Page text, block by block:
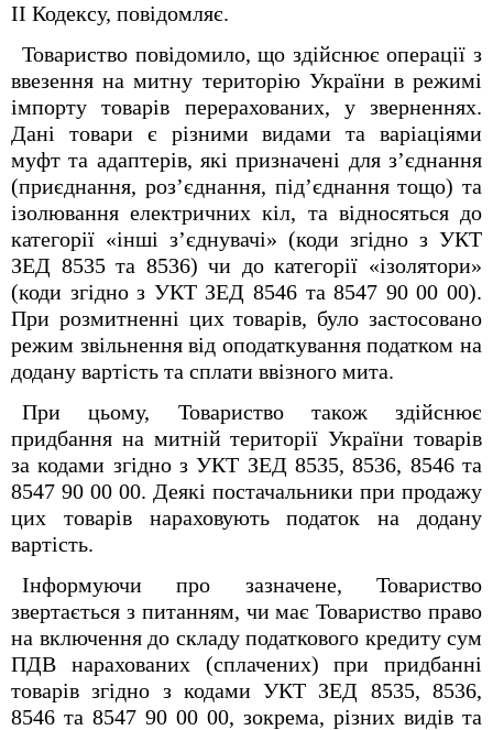
ІІ Кодексу, повідомляє.
Товариство повідомило, що здійснює операції з
ввезення на митну територію України в режимі
імпорту товарів перерахованих, у зверненнях.
Дані товари є різними видами та варіаціями
муфт та адаптерів, які призначені для з’єднання
(приєднання, роз’єднання, під’єднання тощо) та
ізолювання електричних кіл, та відносяться до
категорії «інші з’єднувачі» (коди згідно з УКТ
ЗЕД 8535 та 8536) чи до категорії «ізолятори»
(коди згідно з УКТ ЗЕД 8546 та 8547 90 00 00).
При розмитненні цих товарів, було застосовано
режим звільнення від оподаткування податком на
додану вартість та сплати ввізного мита.
При цьому, Товариство також здійснює
придбання на митній території України товарів
за кодами згідно з УКТ ЗЕД 8535, 8536, 8546 та
8547 90 00 00. Деякі постачальники при продажу
цих товарів нараховують податок на додану
вартість.
Інформуючи про зазначене, Товариство
звертається з питанням, чи має Товариство право
на включення до складу податкового кредиту сум
ПДВ нарахованих (сплачених) при придбанні
товарів згідно з кодами УКТ ЗЕД 8535, 8536,
8546 та 8547 90 00 00, зокрема, різних видів та